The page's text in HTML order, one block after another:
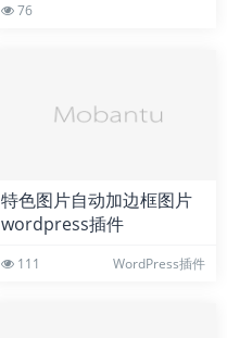
76
特色图片自动加边框图片
wordpress插件
111 WordPress插件